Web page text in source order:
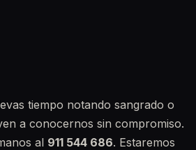
tiempo notando sangrado o
a conocernos sin compromiso.
al 911 544 686. Estaremos